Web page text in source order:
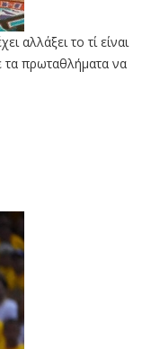
αλλάξει το τί είναι
τα πρωταθλήματα να